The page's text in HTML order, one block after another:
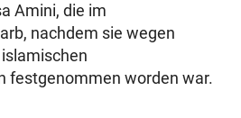
Amini, die im
nachdem sie wegen
festgenommen worden war.